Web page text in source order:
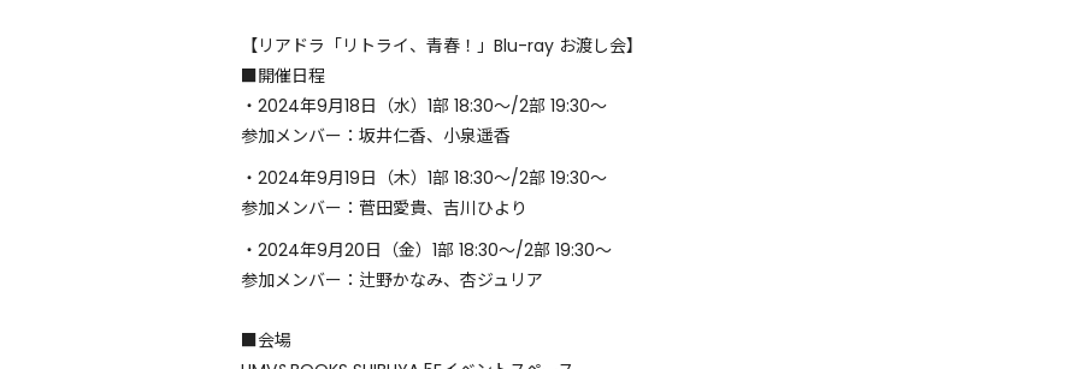
【リアドラ「リトライ、青春！」Blu-ray お渡し会】
■開催日程
・2024年9月18日（水）1部 18:30〜/2部 19:30〜
参加メンバー：坂井仁香、小泉遥香
・2024年9月19日（木）1部 18:30〜/2部 19:30〜
参加メンバー：菅田愛貴、吉川ひより
・2024年9月20日（金）1部 18:30〜/2部 19:30〜
参加メンバー：辻野かなみ、杏ジュリア
■会場